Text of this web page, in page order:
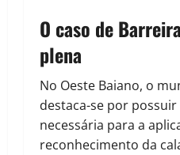
O caso de
plena
No Oeste Baiano, o
destaca-se por
necessária para a
reconhecimento da